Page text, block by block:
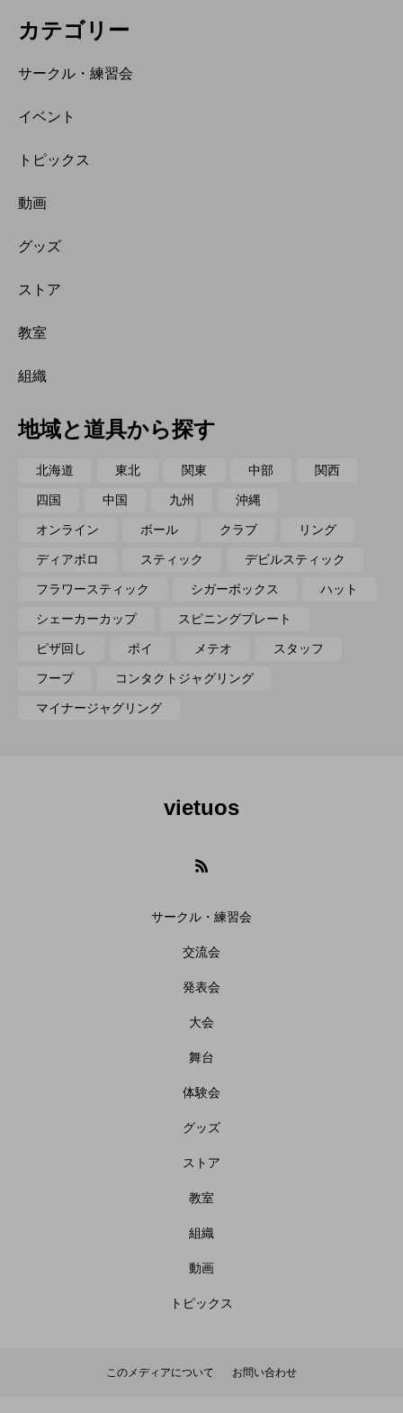
カテゴリー
サークル・練習会
イベント
トピックス
動画
グッズ
ストア
教室
組織
地域と道具から探す
北海道 東北 関東 中部 関西
四国 中国 九州 沖縄
オンライン ボール クラブ リング
ディアボロ スティック デビルスティック
フラワースティック シガーボックス ハット
シェーカーカップ スピニングプレート
ピザ回し ポイ メテオ スタッフ
フープ コンタクトジャグリング
マイナージャグリング
vietuos
サークル・練習会
交流会
発表会
大会
舞台
体験会
グッズ
ストア
教室
組織
動画
トピックス
このメディアについて お問い合わせ